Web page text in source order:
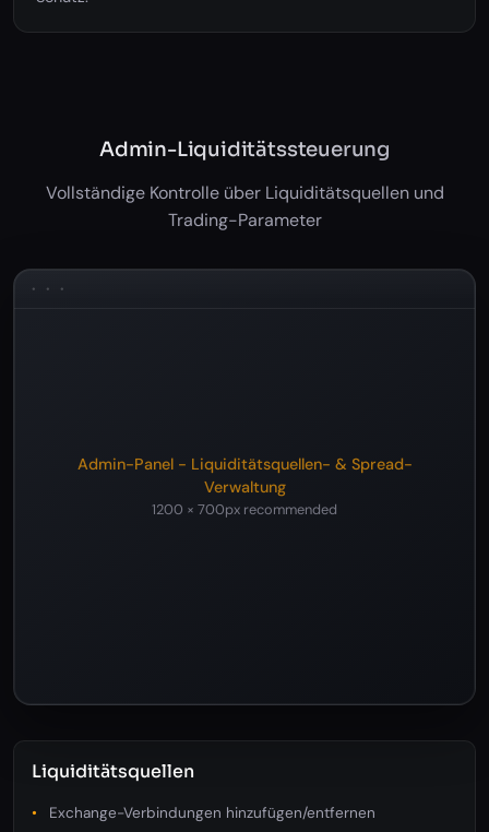
Admin-Liquiditätssteuerung
Vollständige Kontrolle über Liquiditätsquellen und
Trading-Parameter
Admin-Panel - Liquiditätsquellen- & Spread-
Verwaltung
1200 × 700px recommended
Liquiditätsquellen
Exchange-Verbindungen hinzufügen/entfernen